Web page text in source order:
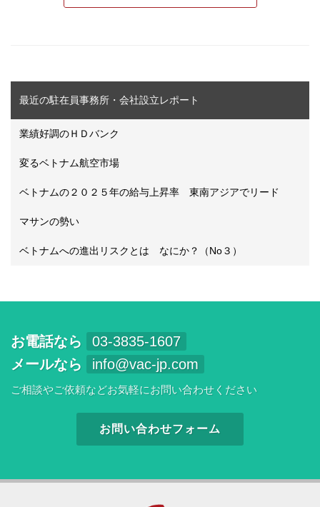
最近の駐在員事務所・会社設立レポート
業績好調のＨＤバンク
変るベトナム航空市場
ベトナムの２０２５年の給与上昇率 東南アジアでリード
マサンの勢い
ベトナムへの進出リスクとは なにか？（No３）
お電話なら
03-3835-1607
メールなら
info@vac-jp.com
ご相談やご依頼などお気軽にお問い合わせください
お問い合わせフォーム